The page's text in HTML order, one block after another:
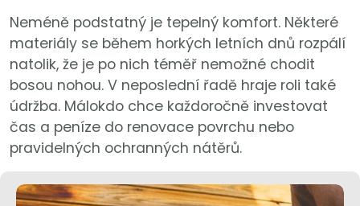
Neméně podstatný je tepelný komfort. Některé
materiály se během horkých letních dnů rozpálí
natolik, že je po nich téměř nemožné chodit
bosou nohou. V neposlední řadě hraje roli také
údržba. Málokdo chce každoročně investovat
čas a peníze do renovace povrchu nebo
pravidelných ochranných nátěrů.